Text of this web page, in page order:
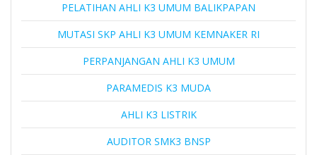
PELATIHAN AHLI K3 UMUM BALIKPAPAN
MUTASI SKP AHLI K3 UMUM KEMNAKER RI
PERPANJANGAN AHLI K3 UMUM
PARAMEDIS K3 MUDA
AHLI K3 LISTRIK
AUDITOR SMK3 BNSP